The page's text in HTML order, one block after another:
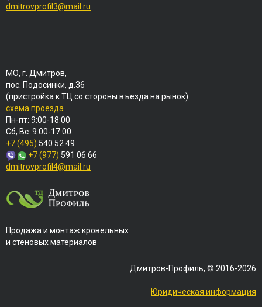
dmitrovprofil3@mail.ru
МО, г. Дмитров,
пос. Подосинки, д.36
(пристройка к ТЦ со стороны въезда на рынок)
схема проезда
Пн-пт: 9:00-18:00
Сб, Вс: 9:00-17:00
+7 (495) 540 52 49
+7 (977) 591 06 66
dmitrovprofil4@mail.ru
Продажа и монтаж кровельных
и стеновых материалов
Дмитров-Профиль, © 2016-2026
Юридическая информация